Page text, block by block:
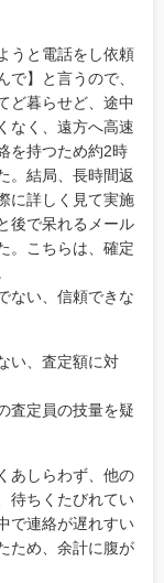
うと電話をし依頼
で】と言うので、
ど暮らせど、途中
なく、遠方へ高速
を持つため約2時
。結局、長時間返
に詳しく見て実施
後で呆れるメール
。こちらは、確定
ない、信頼できな
い、査定額に対
査定員の技量を疑
あしらわず、他の
待ちくたびれてい
で連絡が遅れすい
ため、余計に腹が